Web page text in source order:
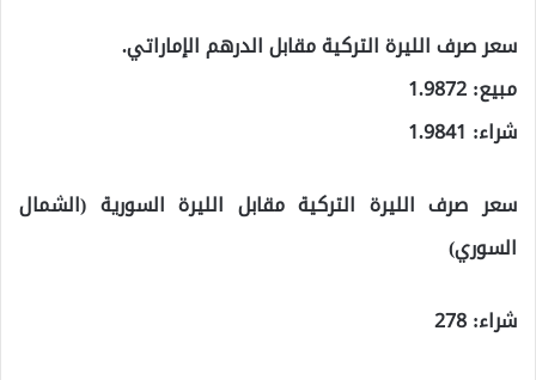
سعر صرف الليرة التركية مقابل الدرهم الإماراتي.
مبيع: 1.9872
شراء: 1.9841
سعر صرف الليرة التركية مقابل الليرة السورية (الشمال
السوري)
شراء: 278